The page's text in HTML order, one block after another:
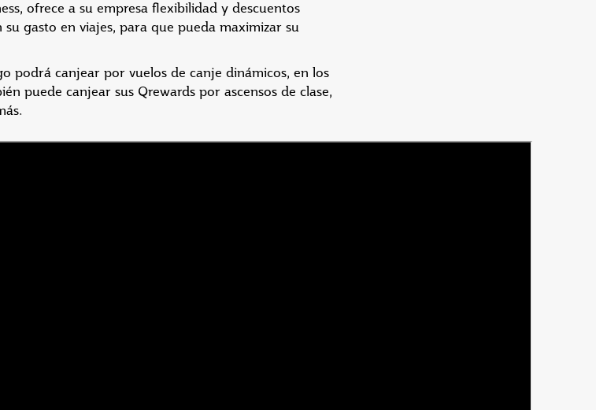
ofrece a su empresa flexibilidad y descuentos
su gasto en viajes, para que pueda maximizar su
podrá canjear por vuelos de canje dinámicos, en los
puede canjear sus Qrewards por ascensos de clase,